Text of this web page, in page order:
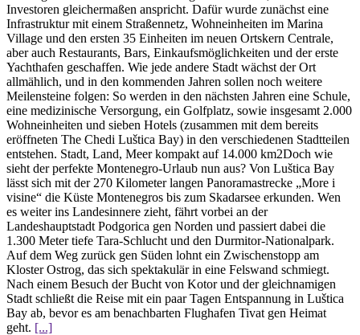
Investoren gleichermaßen anspricht. Dafür wurde zunächst eine
Infrastruktur mit einem Straßennetz, Wohneinheiten im Marina
Village und den ersten 35 Einheiten im neuen Ortskern Centrale,
aber auch Restaurants, Bars, Einkaufsmöglichkeiten und der erste
Yachthafen geschaffen. Wie jede andere Stadt wächst der Ort
allmählich, und in den kommenden Jahren sollen noch weitere
Meilensteine folgen: So werden in den nächsten Jahren eine Schule,
eine medizinische Versorgung, ein Golfplatz, sowie insgesamt 2.000
Wohneinheiten und sieben Hotels (zusammen mit dem bereits
eröffneten The Chedi Luštica Bay) in den verschiedenen Stadtteilen
entstehen. Stadt, Land, Meer kompakt auf 14.000 km2Doch wie
sieht der perfekte Montenegro-Urlaub nun aus? Von Luštica Bay
lässt sich mit der 270 Kilometer langen Panoramastrecke „More i
visine“ die Küste Montenegros bis zum Skadarsee erkunden. Wen
es weiter ins Landesinnere zieht, fährt vorbei an der
Landeshauptstadt Podgorica gen Norden und passiert dabei die
1.300 Meter tiefe Tara-Schlucht und den Durmitor-Nationalpark.
Auf dem Weg zurück gen Süden lohnt ein Zwischenstopp am
Kloster Ostrog, das sich spektakulär in eine Felswand schmiegt.
Nach einem Besuch der Bucht von Kotor und der gleichnamigen
Stadt schließt die Reise mit ein paar Tagen Entspannung in Luštica
Bay ab, bevor es am benachbarten Flughafen Tivat gen Heimat
geht. [...]